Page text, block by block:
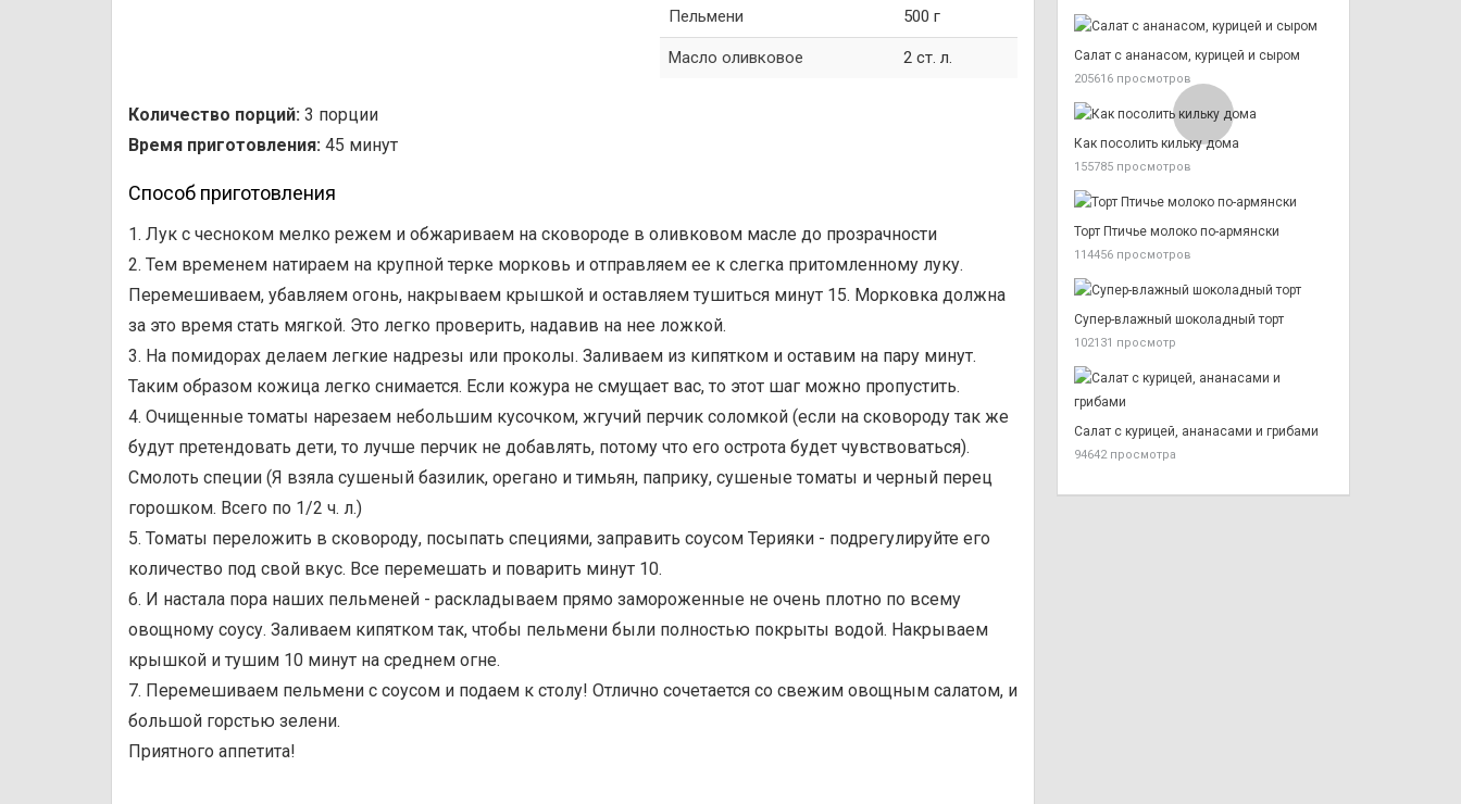
Пельмени 500 г
Масло оливковое 2 ст. л.
Количество порций: 3 порции
Время приготовления: 45 минут
Способ приготовления
1. Лук с чесноком мелко режем и обжариваем на сковороде в оливковом масле до прозрачности
2. Тем временем натираем на крупной терке морковь и отправляем ее к слегка притомленному луку.
Перемешиваем, убавляем огонь, накрываем крышкой и оставляем тушиться минут 15. Морковка должна
за это время стать мягкой. Это легко проверить, надавив на нее ложкой.
3. На помидорах делаем легкие надрезы или проколы. Заливаем из кипятком и оставим на пару минут.
Таким образом кожица легко снимается. Если кожура не смущает вас, то этот шаг можно пропустить.
4. Очищенные томаты нарезаем небольшим кусочком, жгучий перчик соломкой (если на сковороду так же
будут претендовать дети, то лучше перчик не добавлять, потому что его острота будет чувствоваться).
Смолоть специи (Я взяла сушеный базилик, орегано и тимьян, паприку, сушеные томаты и черный перец
горошком. Всего по 1/2 ч. л.)
5. Томаты переложить в сковороду, посыпать специями, заправить соусом Терияки - подрегулируйте его
количество под свой вкус. Все перемешать и поварить минут 10.
6. И настала пора наших пельменей - раскладываем прямо замороженные не очень плотно по всему
овощному соусу. Заливаем кипятком так, чтобы пельмени были полностью покрыты водой. Накрываем
крышкой и тушим 10 минут на среднем огне.
7. Перемешиваем пельмени с соусом и подаем к столу! Отлично сочетается со свежим овощным салатом, и
большой горстью зелени.
Приятного аппетита!
Салат с ананасом, курицей и сыром
205616 просмотров
Как посолить кильку дома
155785 просмотров
Торт Птичье молоко по-армянски
114456 просмотров
Супер-влажный шоколадный торт
102131 просмотр
Салат с курицей, ананасами и грибами
94642 просмотра